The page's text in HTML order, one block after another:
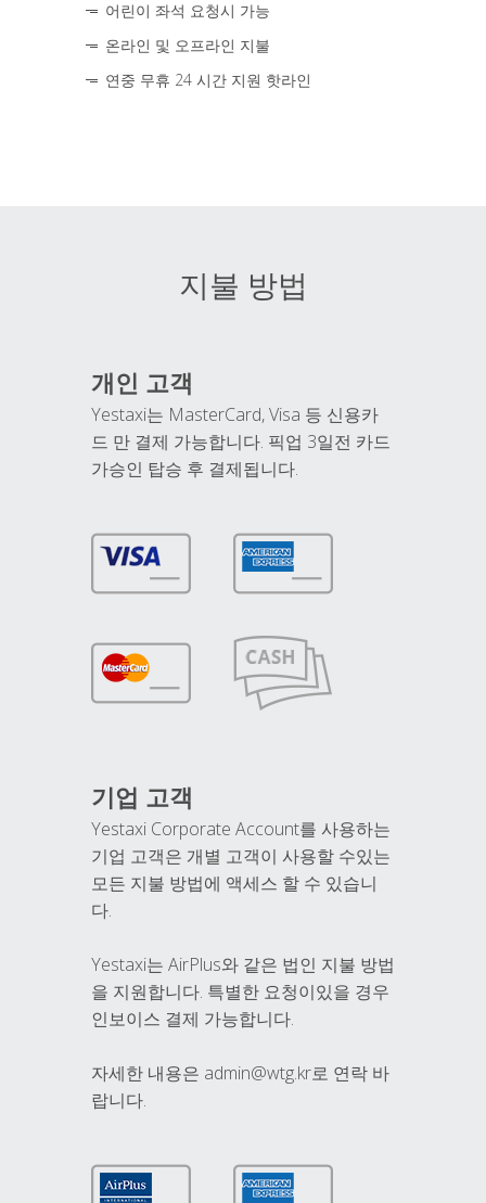
어린이 좌석 요청시 가능
온라인 및 오프라인 지불
연중 무휴 24 시간 지원 핫라인
지불 방법
개인 고객
Yestaxi는 MasterCard, Visa 등 신용카
드 만 결제 가능합니다. 픽업 3일전 카드
가승인 탑승 후 결제됩니다.
기업 고객
Yestaxi Corporate Account를 사용하는
기업 고객은 개별 고객이 사용할 수있는
모든 지불 방법에 액세스 할 수 있습니
다.
Yestaxi는 AirPlus와 같은 법인 지불 방법
을 지원합니다. 특별한 요청이있을 경우
인보이스 결제 가능합니다.
자세한 내용은 admin@wtg.kr로 연락 바
랍니다.